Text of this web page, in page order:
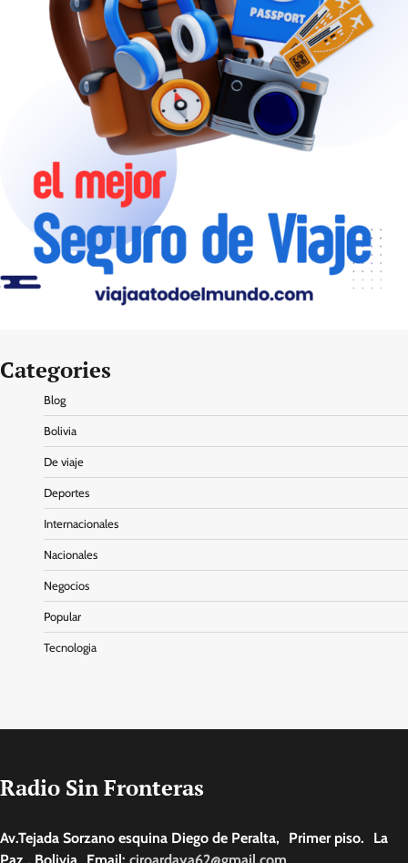
Categories
Blog
Bolivia
De viaje
Deportes
Internacionales
Nacionales
Negocios
Popular
Tecnologia
Radio Sin Fronteras
Av.Tejada Sorzano esquina Diego de Peralta, Primer piso. La